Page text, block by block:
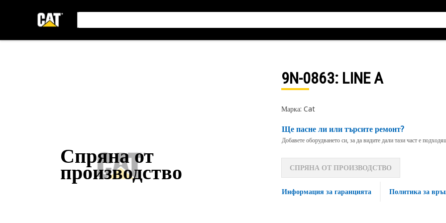
Спряна от
производство
9N-0863: LINE A
Марка: Cat
Ще пасне ли или търсите ремонт?
Добавете оборудването си, за да видите дали тази част е
СПРЯНА ОТ ПРОИЗВОДСТВО
Информация за гаранцията Политика за